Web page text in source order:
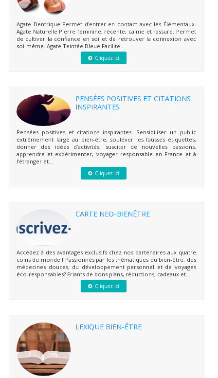
Agate Dentrique Permet d'entrer en contact avec les Élémentaux.
Agate Naturelle Pierre féminine, récente, calme et rassure. Permet
de cultiver la confiance en soi et de retrouver la connexion avec
soi-même. Agate Teintée Bleue Facilite...
Cliquez ici
PENSÉES POSITIVES ET CITATIONS
INSPIRANTES
Pensées positives et citations inspirantes. Sensibiliser un public
extrêmement large au bien-être, soulever les fausses étiquettes,
donner des idées d’activités, susciter de nouvelles passions,
apprendre et expérimenter, voyager responsable en France et à
l’étranger et...
Cliquez ici
CARTE NEO-BIENÊTRE
Accédez à des avantages exclusifs chez nos partenaires aux quatre
coins du monde ! Passionnés par les thématiques du bien-être, des
médecines douces, du développement personnel et de voyages
éco-responsables? Friants de bons plans, réductions, cadeaux et...
Cliquez ici
LEXIQUE BIEN-ÊTRE